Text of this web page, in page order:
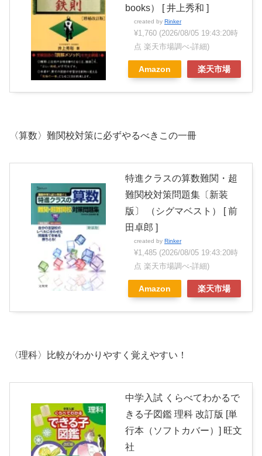
books） [ 井上秀和 ]
created by Rinker
¥1,760 (2026/08/05 19:43:20時
点 楽天市場調べ-詳細)
Amazon 楽天市場
〈算数〉難関校対策に必ずやるべきこの一冊
特進クラスの算数難関・超
難関校対策問題集〔新装
版〕 （シグマベスト） [ 前
田卓郎 ]
created by Rinker
¥1,485 (2026/08/05 19:43:20時
点 楽天市場調べ-詳細)
Amazon 楽天市場
〈理科〉比較がわかりやすく覚えやすい！
中学入試 くらべてわかるで
きる子図鑑 理科 改訂版 [単
行本（ソフトカバー）] 旺文
社